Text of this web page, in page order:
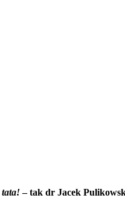
tata!– tak dr Jacek